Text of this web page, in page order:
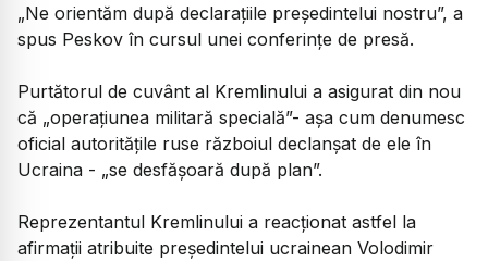
„Ne orientăm după declaraţiile preşedintelui nostru”, a
spus Peskov în cursul unei conferinţe de presă.
Purtătorul de cuvânt al Kremlinului a asigurat din nou
că „operaţiunea militară specială”- aşa cum denumesc
oficial autorităţile ruse războiul declanşat de ele în
Ucraina - „se desfăşoară după plan”.
Reprezentantul Kremlinului a reacţionat astfel la
afirmaţii atribuite preşedintelui ucrainean Volodimir